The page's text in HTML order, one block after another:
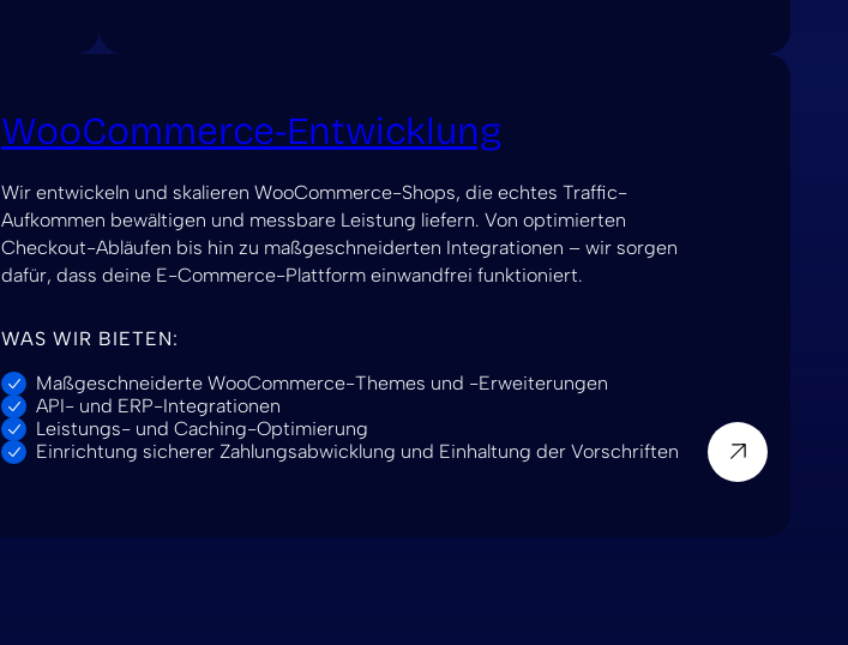
WooCommerce-Entwicklung
Wir entwickeln und skalieren WooCommerce-Shops, die echtes Traffic-
Aufkommen bewältigen und messbare Leistung liefern. Von optimierten
Checkout-Abläufen bis hin zu maßgeschneiderten Integrationen – wir sorgen
dafür, dass deine E-Commerce-Plattform einwandfrei funktioniert.
WAS WIR BIETEN:
Maßgeschneiderte WooCommerce-Themes und -Erweiterungen
API- und ERP-Integrationen
Leistungs- und Caching-Optimierung
Einrichtung sicherer Zahlungsabwicklung und Einhaltung der Vorschriften